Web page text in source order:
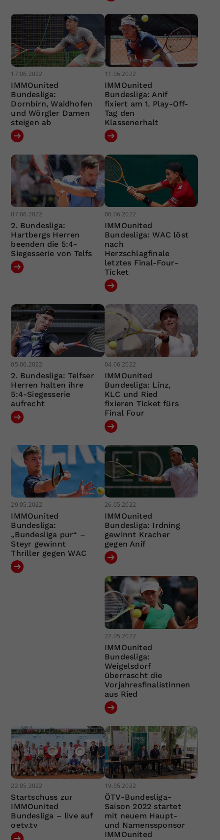
17.06.2022
IMMOunited
Bundesliga:
Dornbirn, Waidhofen
und Wörgler Damen
steigen ab
11.06.2022
IMMOunited
Bundesliga: Anif
fixiert am 1. Play-Off-
Tag den
Klassenerhalt
07.06.2022
2. Bundesliga:
Hartbergs Herren
beenden die 5:4-
Siegesserie von Telfs
06.06.2022
IMMOunited
Bundesliga: WAC löst
nach
Herzschlagfinale
letztes Final-Four-
Ticket
05.06.2022
2. Bundesliga: Telfser
Herren halten ihre
5:4-Siegesserie
aufrecht
04.06.2022
IMMOunited
Bundesliga: Linz,
KLC und Ried
fixieren Ticket fürs
Final Four
29.05.2022
IMMOunited
Bundesliga:
„Bundesliga pur“ –
Steyr gewinnt
Thriller gegen WAC
26.05.2022
IMMOunited
Bundesliga: Irdning
gewinnt Kracher
gegen Anif
22.05.2022
IMMOunited
Bundesliga:
Weigelsdorf
überrascht die
Vorjahresfinalistinnen
aus Ried
22.05.2022
Startschuss zur
IMMOunited
Bundesliga – live auf
oetv.tv
19.05.2022
ÖTV-Bundesliga-
Saison 2022 startet
mit neuem Haupt-
und Namenssponsor
IMMOunited